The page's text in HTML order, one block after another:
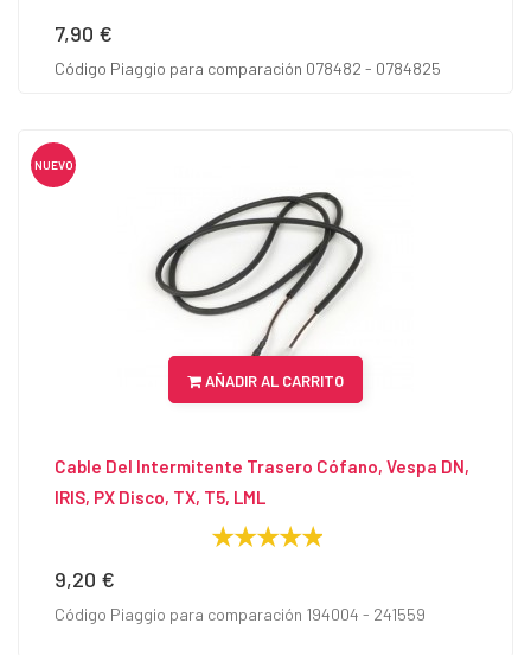
Precio
7,90 €
Código Piaggio para comparación 078482 - 0784825
NUEVO
AÑADIR AL CARRITO
Cable Del Intermitente Trasero Cófano, Vespa DN,
IRIS, PX Disco, TX, T5, LML
Precio
9,20 €
Código Piaggio para comparación 194004 - 241559